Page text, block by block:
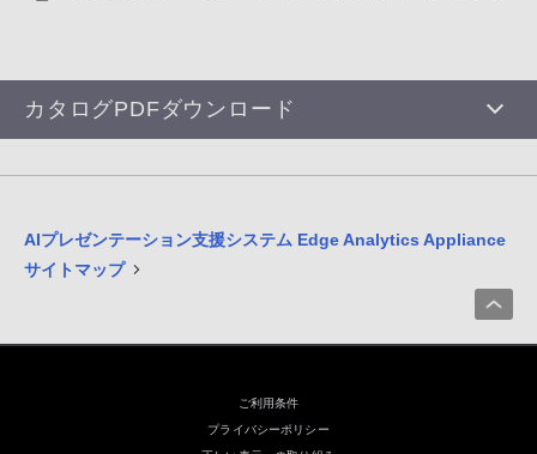
カタログPDFダウンロード
AIプレゼンテーション支援システム Edge Analytics Appliance
サイトマップ
ご利用条件
プライバシーポリシー